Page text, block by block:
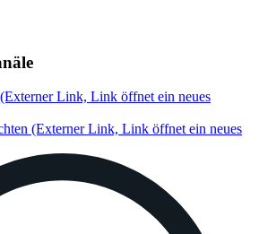
(Externer Link, Link öffnet ein neues
(Externer Link, Link öffnet ein neues